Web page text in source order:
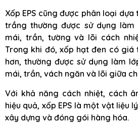
Xốp EPS cũng được phân loại
trắng thường được sử dụng
mái, trần, tường và lõi cách
Trong khi đó, xốp hạt đen có giá
hơn, thường được sử dụng làm
mái, trần, vách ngăn và lõi giữa
Với khả năng cách nhiệt, cách
hiệu quả, xốp EPS là một vật liệu
xây dựng và đóng gói hàng hóa.